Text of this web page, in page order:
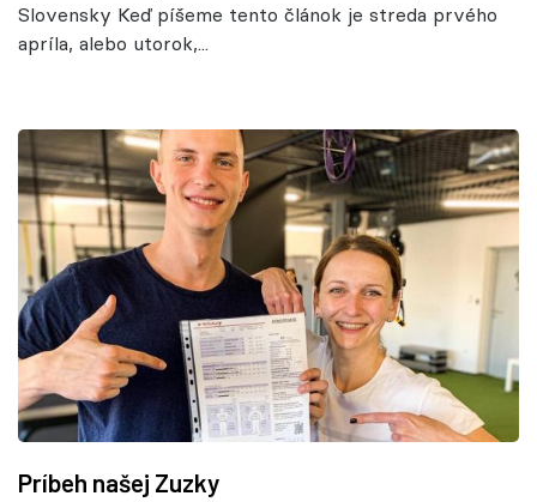
Slovensky Keď píšeme tento článok je streda prvého
apríla, alebo utorok,...
Príbeh našej Zuzky